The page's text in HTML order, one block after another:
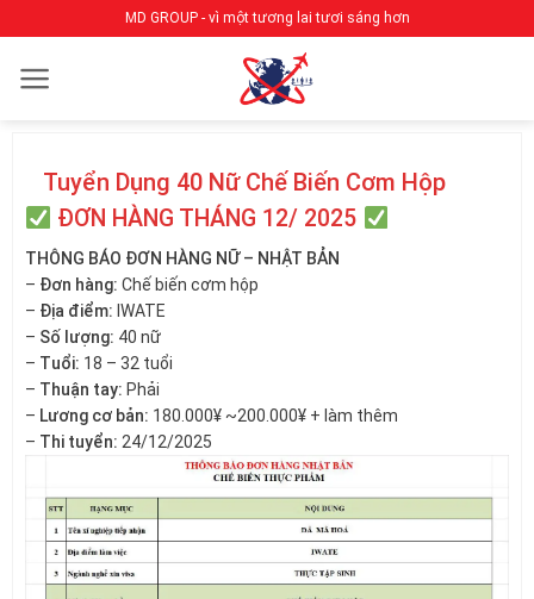
qua
nội
MD GROUP - vì một tương lai tươi sáng hơn
Tuyển Dụng 40 Nữ Chế Biến Cơm Hộp
ĐƠN HÀNG THÁNG 12/ 2025
THÔNG BÁO ĐƠN HÀNG NỮ – NHẬT BẢN
– Đơn hàng: Chế biến cơm hộp
– Địa điểm: IWATE
– Số lượng: 40 nữ
– Tuổi: 18 – 32 tuổi
– Thuận tay: Phải
– Lương cơ bản: 180.000¥ ~200.000¥ + làm thêm
– Thi tuyển: 24/12/2025